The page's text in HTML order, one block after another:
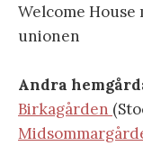
Welcome
unionen
Andra
Birkagården